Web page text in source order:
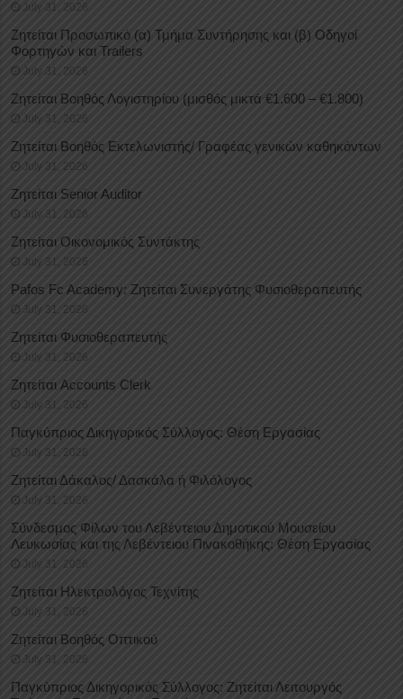
July 31, 2026
Ζητείται Προσωπικό (α) Τμήμα Συντήρησης και (β) Οδηγοί
Φορτηγών και Trailers
July 31, 2026
Ζητείται Βοηθός Λογιστηρίου (μισθός μικτά €1.600 – €1.800)
July 31, 2026
Ζητείται Βοηθός Εκτελωνιστής/ Γραφέας γενικών καθηκόντων
July 31, 2026
Ζητείται Senior Auditor
July 31, 2026
Ζητείται Οικονομικός Συντάκτης
July 31, 2026
Pafos Fc Academy: Ζητείται Συνεργάτης Φυσιοθεραπευτής
July 31, 2026
Ζητείται Φυσιοθεραπευτής
July 31, 2026
Ζητείται Accounts Clerk
July 31, 2026
Παγκύπριος Δικηγορικός Σύλλογος: Θέση Εργασίας
July 31, 2026
Ζητείται Δάκαλος/ Δασκάλα ή Φιλόλογος
July 31, 2026
Σύνδεσμος Φίλων του Λεβέντειου Δημοτικού Μουσείου
Λευκωσίας και της Λεβέντειου Πινακοθήκης: Θέση Εργασίας
July 31, 2026
Ζητείται Ηλεκτρολόγος Τεχνίτης
July 31, 2026
Ζητείται Βοηθός Οπτικού
July 31, 2026
Παγκύπριος Δικηγορικός Σύλλογος: Ζητείται Λειτουργός